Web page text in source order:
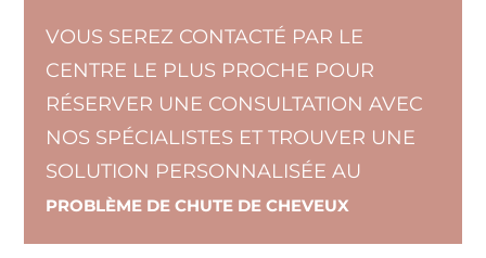
VOUS SEREZ CONTACTÉ PAR LE
CENTRE LE PLUS PROCHE POUR
RÉSERVER UNE CONSULTATION AVEC
NOS SPÉCIALISTES ET TROUVER UNE
SOLUTION PERSONNALISÉE AU
PROBLÈME DE CHUTE DE CHEVEUX